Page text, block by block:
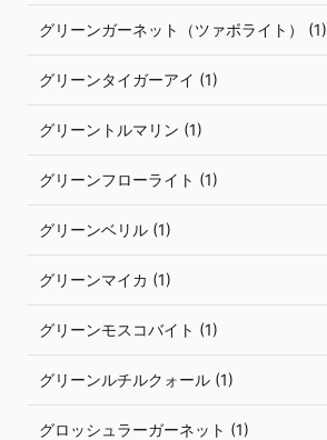
グリーンガーネット（ツァボライト） (1)
グリーンタイガーアイ (1)
グリーントルマリン (1)
グリーンフローライト (1)
グリーンベリル (1)
グリーンマイカ (1)
グリーンモスコバイト (1)
グリーンルチルクォール (1)
グロッシュラーガーネット (1)